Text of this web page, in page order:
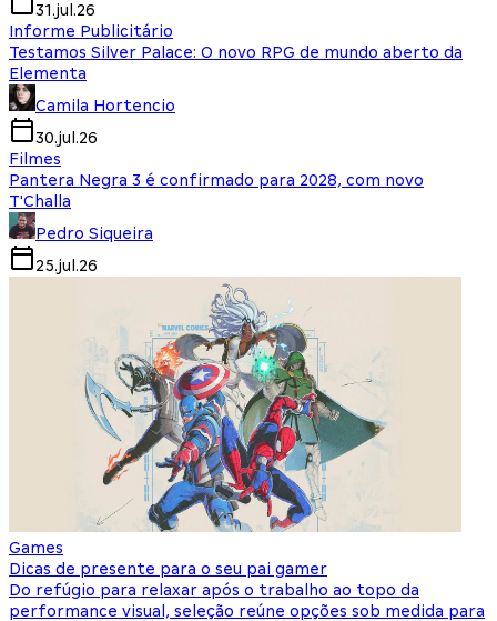
31.jul.26
Informe Publicitário
Testamos Silver Palace: O novo RPG de mundo aberto da
Elementa
Camila Hortencio
30.jul.26
Filmes
Pantera Negra 3 é confirmado para 2028, com novo
T'Challa
Pedro Siqueira
25.jul.26
Games
Dicas de presente para o seu pai gamer
Do refúgio para relaxar após o trabalho ao topo da
performance visual, seleção reúne opções sob medida para